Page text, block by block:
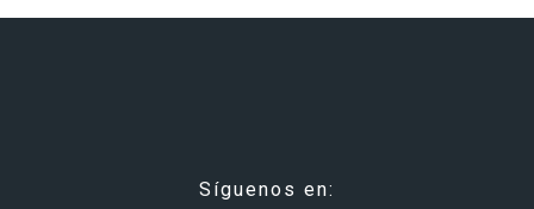
Síguenos en: